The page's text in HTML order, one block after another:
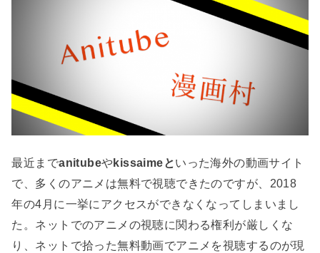
最近までanitubeやkissaimeといった海外の動画サイト
で、多くのアニメは無料で視聴できたのですが、2018
年の4月に一挙にアクセスができなくなってしまいまし
た。ネットでのアニメの視聴に関わる権利が厳しくな
り、ネットで拾った無料動画でアニメを視聴するのが現